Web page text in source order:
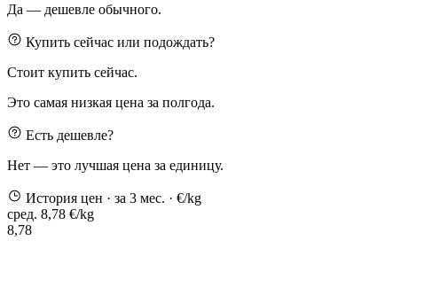
Да — дешевле обычного.
Купить сейчас или подождать?
Стоит купить сейчас.
Это самая низкая цена за полгода.
Есть дешевле?
Нет — это лучшая цена за единицу.
История цен · за 3 мес. · €/kg
сред. 8,78 €/kg
8,78